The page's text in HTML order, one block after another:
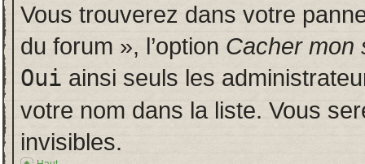
Vous trouverez dans votre
du forum », l’option Cacher mon
Oui ainsi seuls les
votre nom dans la liste. Vous
invisibles.